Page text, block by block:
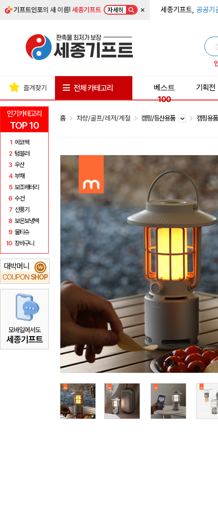
기프트인포의 새 이름!세종기프트 자세히 × 세종기프트, 공공기
인기카테고리
TOP 10
1 에코백
2 텀블러
3 우산
4 부채
5 보조배터리
6 수건
7 선풍기
8 보온보냉백
9 물티슈
10 장바구니
대박머니
COUPON SHOP
₩
모바일에서도
세종기프트
즐겨찾기 전체 카테고리
베스트
100
기획전
홈 차량/골프/레저/계절 캠핑/등산용품 캠핑용